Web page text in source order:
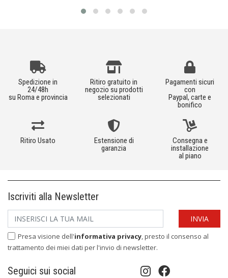
Spedizione in
24/48h
su Roma e provincia
Ritiro gratuito in
negozio su prodotti
selezionati
Pagamenti sicuri
con
Paypal, carte e
bonifico
Ritiro Usato
Estensione di
garanzia
Consegna e
installazione
al piano
Iscriviti alla Newsletter
Presa visione dell'informativa privacy, presto il consenso al
trattamento dei miei dati per l'invio di newsletter.
Seguici sui social